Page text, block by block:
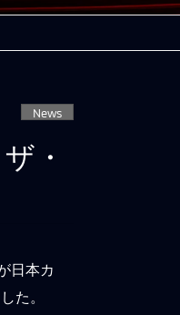
News
・
日本カ
た。